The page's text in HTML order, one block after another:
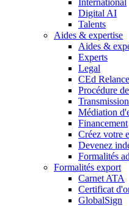
International
Digital AI
Talents
Aides & expertise
Aides &
Experts
Legal
CEd Relance
Procédure
Médiation
Financement
Créez votre
Devenez
Formalités
Formalités export
Carnet ATA
Certificat
GlobalSign